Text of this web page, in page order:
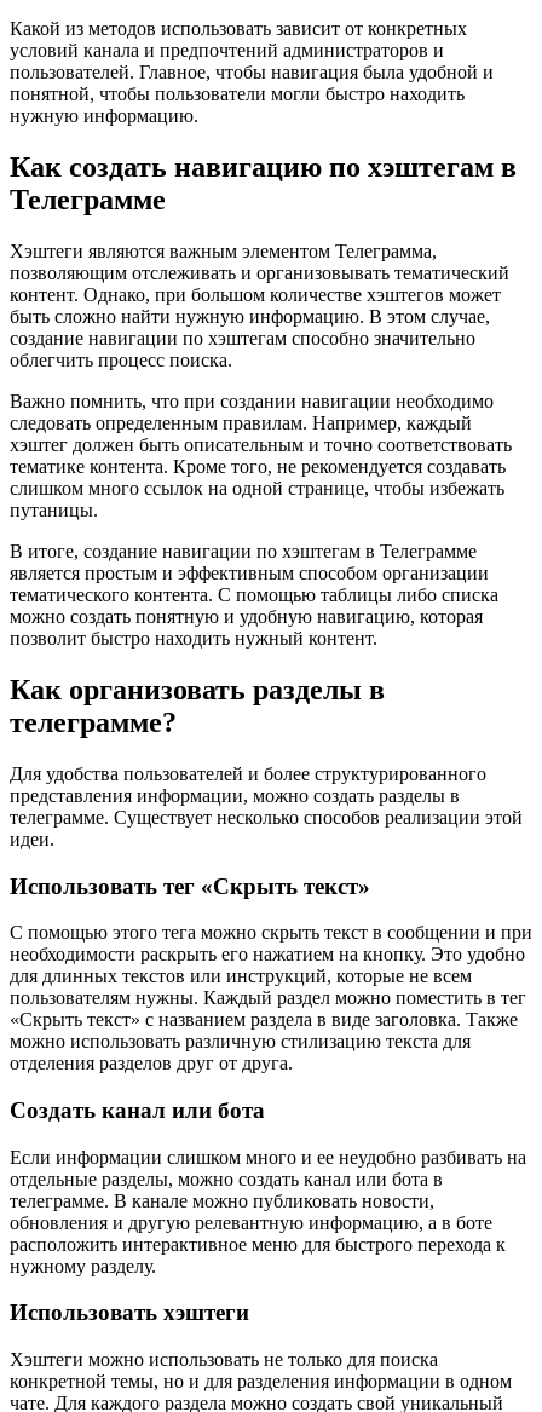
Какой из методов использовать зависит от конкретных
условий канала и предпочтений администраторов и
пользователей. Главное, чтобы навигация была удобной и
понятной, чтобы пользователи могли быстро находить
нужную информацию.
Как создать навигацию по хэштегам в
Телеграмме
Хэштеги являются важным элементом Телеграмма,
позволяющим отслеживать и организовывать тематический
контент. Однако, при большом количестве хэштегов может
быть сложно найти нужную информацию. В этом случае,
создание навигации по хэштегам способно значительно
облегчить процесс поиска.
Важно помнить, что при создании навигации необходимо
следовать определенным правилам. Например, каждый
хэштег должен быть описательным и точно соответствовать
тематике контента. Кроме того, не рекомендуется создавать
слишком много ссылок на одной странице, чтобы избежать
путаницы.
В итоге, создание навигации по хэштегам в Телеграмме
является простым и эффективным способом организации
тематического контента. С помощью таблицы либо списка
можно создать понятную и удобную навигацию, которая
позволит быстро находить нужный контент.
Как организовать разделы в
телеграмме?
Для удобства пользователей и более структурированного
представления информации, можно создать разделы в
телеграмме. Существует несколько способов реализации этой
идеи.
Использовать тег «Скрыть текст»
С помощью этого тега можно скрыть текст в сообщении и при
необходимости раскрыть его нажатием на кнопку. Это удобно
для длинных текстов или инструкций, которые не всем
пользователям нужны. Каждый раздел можно поместить в тег
«Скрыть текст» с названием раздела в виде заголовка. Также
можно использовать различную стилизацию текста для
отделения разделов друг от друга.
Создать канал или бота
Если информации слишком много и ее неудобно разбивать на
отдельные разделы, можно создать канал или бота в
телеграмме. В канале можно публиковать новости,
обновления и другую релевантную информацию, а в боте
расположить интерактивное меню для быстрого перехода к
нужному разделу.
Использовать хэштеги
Хэштеги можно использовать не только для поиска
конкретной темы, но и для разделения информации в одном
чате. Для каждого раздела можно создать свой уникальный